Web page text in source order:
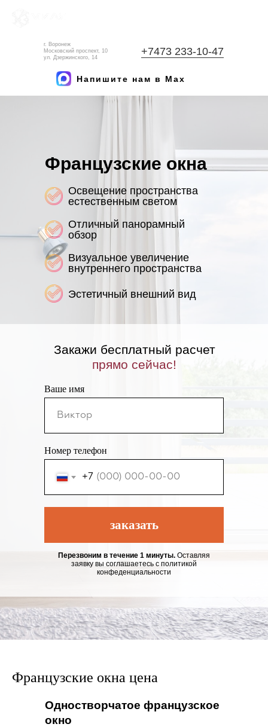
+7473 233-10-47
г. Воронеж
Московский проспект, 10
ул. Дзержинского, 14
Напишите нам в Max
Французские окна
Освещение пространства
естественным светом
Отличный панорамный
обзор
Визуальное увеличение
внутреннего пространства
Эстетичный внешний вид
Ваше имя
Номер телефон
+7
заказать
Закажи бесплатный расчет
прямо сейчас!
Перезвоним в течение 1 минуты. Оставляя
заявку вы соглашаетесь с политикой
конфеденциальности
Французские окна цена
Одностворчатое французское
окно